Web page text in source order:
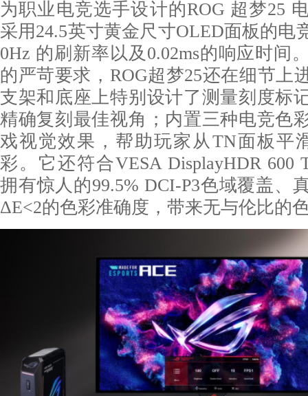
为职业电竞选手设计的ROG 超梦25
采用24.5英寸黄金尺寸OLED面板的电
0Hz 的刷新率以及0.02ms的响应时间
的严苛要求，ROG超梦25还在细节上
支架和底座上特别设计了测量刻度标
精确复刻最佳视角；内置三种电竞色
戏视觉效果，帮助玩家从TN面板平
彩。它还符合VESA DisplayHDR 600
拥有惊人的99.5% DCI-P3色域覆盖、
ΔE<2的色彩准确度，带来无与伦比的